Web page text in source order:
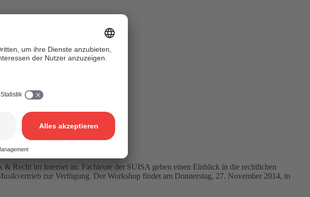
Recht im Internet an. Fachleute der SUISA geben einen Einblick in die rechtlichen
zur Verfügung. Der Workshop findet am Donnerstag, 27. November 2014, in